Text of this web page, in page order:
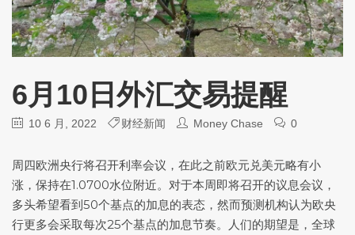
6月10日外汇交易提醒
10 6 月, 2022 财经新闻 Money Chase 0
周四欧洲央行将召开利率会议，在此之前欧元兑美元略有小
涨，保持在1.0700水位附近。对于本周即将召开的议息会议，
多头希望看到50个基点的加息的表态，然而预测机构认为欧央
行更多会采取每次25个基点的加息节奏。人们的期望是，全球